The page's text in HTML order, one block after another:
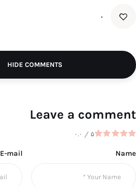
۰
HIDE COMMENTS
Leave a comment
۰.۰ / ۵
Name
E-mail